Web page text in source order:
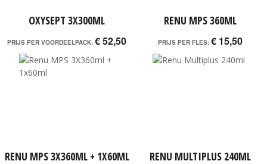
OXYSEPT 3X300ML
PRIJS PER VOORDEELPACK: € 52,50
RENU MPS 360ML
PRIJS PER FLES: € 15,50
RENU MPS 3X360ML + 1X60ML RENU MULTIPLUS 240ML